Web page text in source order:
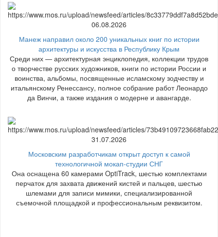
06.08.2026
Манеж направил около 200 уникальных книг по истории
архитектуры и искусства в Республику Крым
Среди них — архитектурная энциклопедия, коллекции трудов
о творчестве русских художников, книги по истории России и
воинства, альбомы, посвященные исламскому зодчеству и
итальянскому Ренессансу, полное собрание работ Леонардо
да Винчи, а также издания о модерне и авангарде.
31.07.2026
Московским разработчикам открыт доступ к самой
технологичной мокап-студии СНГ
Она оснащена 60 камерами OptiTrack, шестью комплектами
перчаток для захвата движений кистей и пальцев, шестью
шлемами для записи мимики, специализированной
съемочной площадкой и профессиональным реквизитом.